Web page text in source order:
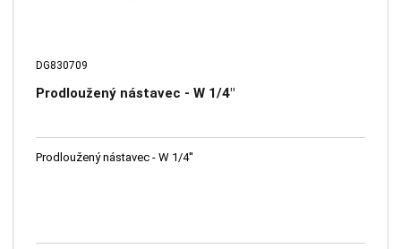
DG830709
Prodloužený nástavec - W 1/4"
Prodloužený nástavec - W 1/4''